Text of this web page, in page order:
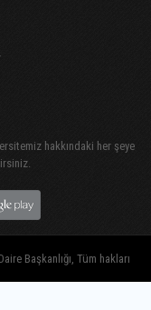
hakkındaki her şeye
Başkanlığı, Tüm hakları